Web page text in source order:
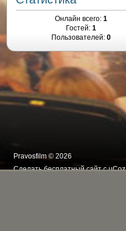
Онлайн всего: 1
Гостей: 1
Пользователей: 0
Pravosfilm © 2026
Сделатьбесплатный сайтсuCoz